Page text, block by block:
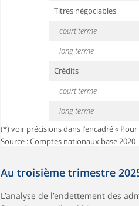
Titres négociables
court terme
long terme
Crédits
court terme
long terme
(*) voir précisions dans l’encadré «
Source : Comptes nationaux base 2020
Au troisième trimestre
L’analyse de l’endettement des